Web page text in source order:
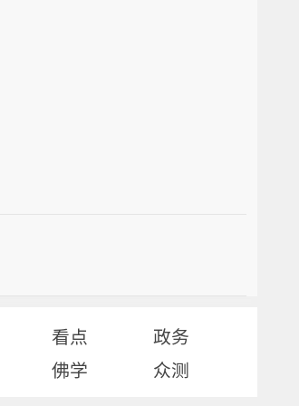
看点
政务
佛学 众测